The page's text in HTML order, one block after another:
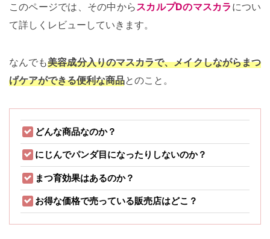
このページでは、その中からスカルプDのマスカラ につい
て詳しくレビューしていきます。
なんでも美容成分入りのマスカラで、メイクしながらまつ
げケアができる便利な商品とのこと。
どんな商品なのか？
にじんでパンダ目になったりしないのか？
まつ育効果はあるのか？
お得な価格で売っている販売店はどこ？